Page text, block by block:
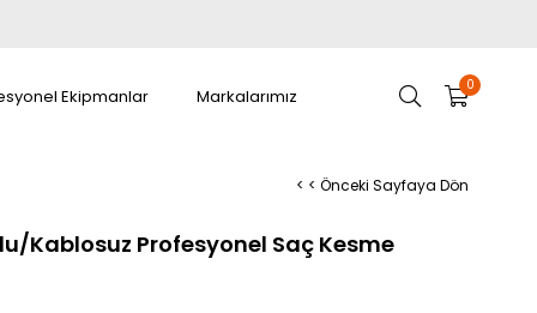
0
Ekipmanlar Markalarımız
< < Önceki Sayfaya Dön
Kablosuz Profesyonel Saç Kesme